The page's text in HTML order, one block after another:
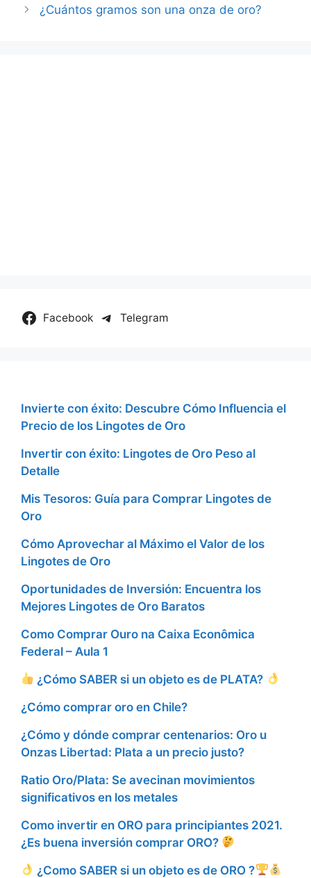
¿Cuántos gramos son una onza de oro?
Facebook Telegram
Invierte con éxito: Descubre Cómo Influencia el
Precio de los Lingotes de Oro
Invertir con éxito: Lingotes de Oro Peso al
Detalle
Mis Tesoros: Guía para Comprar Lingotes de
Oro
Cómo Aprovechar al Máximo el Valor de los
Lingotes de Oro
Oportunidades de Inversión: Encuentra los
Mejores Lingotes de Oro Baratos
Como Comprar Ouro na Caixa Econômica
Federal – Aula 1
¿Cómo SABER si un objeto es de PLATA?
¿Cómo comprar oro en Chile?
¿Cómo y dónde comprar centenarios: Oro u
Onzas Libertad: Plata a un precio justo?
Ratio Oro/Plata: Se avecinan movimientos
significativos en los metales
Como invertir en ORO para principiantes 2021.
¿Es buena inversión comprar ORO?
¿Como SABER si un objeto es de ORO ?